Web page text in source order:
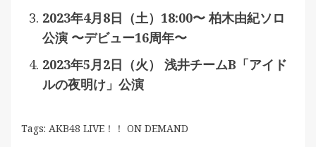
2023年4月8日（土）18:00〜 柏木由紀ソロ
公演 〜デビュー16周年〜
2023年5月2日（火） 浅井チームB「アイド
ルの夜明け」公演
Tags: AKB48 LIVE！！ ON DEMAND